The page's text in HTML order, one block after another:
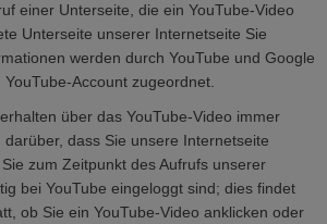
einer Unterseite, die ein YouTube-Video
Unterseite unserer Internetseite Sie
werden durch YouTube und Google
Account zugeordnet.
über das YouTube-Video immer
dass Sie unsere Internetseite
zum Zeitpunkt des Aufrufs unserer
bei YouTube eingeloggt sind; dies findet
ob Sie ein YouTube-Video anklicken oder